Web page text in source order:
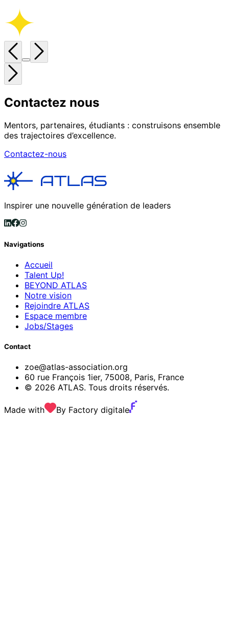
Contactez nous
Mentors, partenaires, étudiants : construisons ensemble
des trajectoires d’excellence.
Contactez-nous
Inspirer une nouvelle génération de leaders
Navigations
Accueil
Talent Up!
BEYOND ATLAS
Notre vision
Rejoindre ATLAS
Espace membre
Jobs/Stages
Contact
zoe@atlas-association.org
60 rue François 1ier, 75008, Paris, France
© 2026 ATLAS. Tous droits réservés.
Made with By Factory digitale